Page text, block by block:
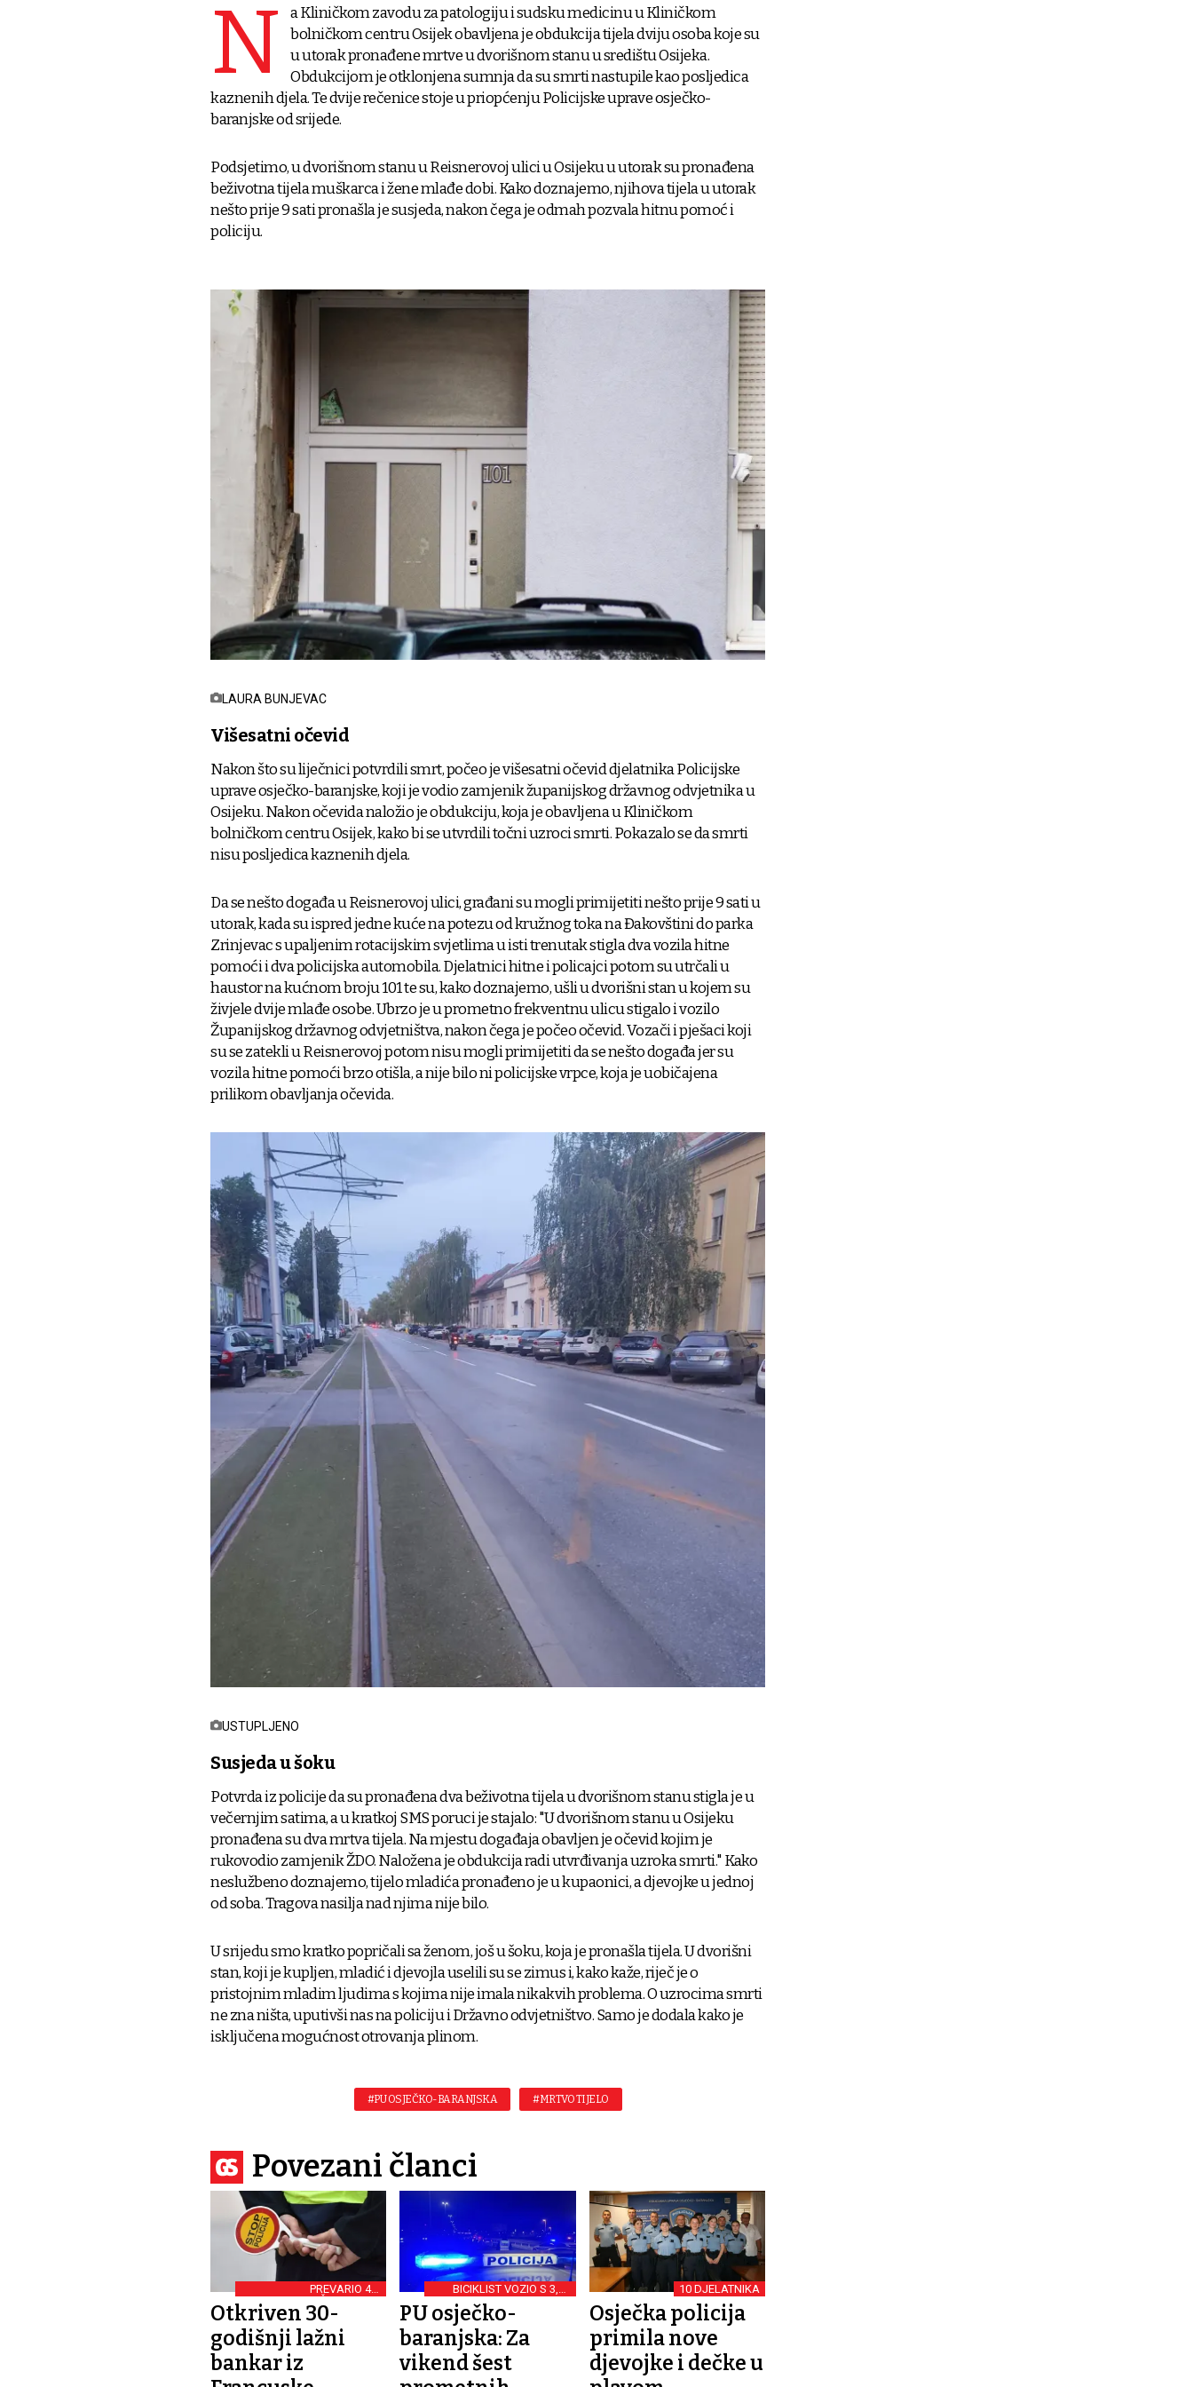
N
a Kliničkom zavodu za patologiju i sudsku medicinu u Kliničkom
bolničkom centru Osijek obavljena je obdukcija tijela dviju osoba koje su
u utorak pronađene mrtve u dvorišnom stanu u središtu Osijeka.
Obdukcijom je otklonjena sumnja da su smrti nastupile kao posljedica
kaznenih djela. Te dvije rečenice stoje u priopćenju Policijske uprave osječko-
baranjske od srijede.
Podsjetimo, u dvorišnom stanu u Reisnerovoj ulici u Osijeku u utorak su pronađena
beživotna tijela muškarca i žene mlađe dobi. Kako doznajemo, njihova tijela u utorak
nešto prije 9 sati pronašla je susjeda, nakon čega je odmah pozvala hitnu pomoć i
policiju.
LAURA BUNJEVAC
Višesatni očevid
Nakon što su liječnici potvrdili smrt, počeo je višesatni očevid djelatnika Policijske
uprave osječko-baranjske, koji je vodio zamjenik županijskog državnog odvjetnika u
Osijeku. Nakon očevida naložio je obdukciju, koja je obavljena u Kliničkom
bolničkom centru Osijek, kako bi se utvrdili točni uzroci smrti. Pokazalo se da smrti
nisu posljedica kaznenih djela.
Da se nešto događa u Reisnerovoj ulici, građani su mogli primijetiti nešto prije 9 sati u
utorak, kada su ispred jedne kuće na potezu od kružnog toka na Đakovštini do parka
Zrinjevac s upaljenim rotacijskim svjetlima u isti trenutak stigla dva vozila hitne
pomoći i dva policijska automobila. Djelatnici hitne i policajci potom su utrčali u
haustor na kućnom broju 101 te su, kako doznajemo, ušli u dvorišni stan u kojem su
živjele dvije mlađe osobe. Ubrzo je u prometno frekventnu ulicu stigalo i vozilo
Županijskog državnog odvjetništva, nakon čega je počeo očevid. Vozači i pješaci koji
su se zatekli u Reisnerovoj potom nisu mogli primijetiti da se nešto događa jer su
vozila hitne pomoći brzo otišla, a nije bilo ni policijske vrpce, koja je uobičajena
prilikom obavljanja očevida.
USTUPLJENO
Susjeda u šoku
Potvrda iz policije da su pronađena dva beživotna tijela u dvorišnom stanu stigla je u
večernjim satima, a u kratkoj SMS poruci je stajalo: "U dvorišnom stanu u Osijeku
pronađena su dva mrtva tijela. Na mjestu događaja obavljen je očevid kojim je
rukovodio zamjenik ŽDO. Naložena je obdukcija radi utvrđivanja uzroka smrti." Kako
neslužbeno doznajemo, tijelo mladića pronađeno je u kupaonici, a djevojke u jednoj
od soba. Tragova nasilja nad njima nije bilo.
U srijedu smo kratko popričali sa ženom, još u šoku, koja je pronašla tijela. U dvorišni
stan, koji je kupljen, mladić i djevojla uselili su se zimus i, kako kaže, riječ je o
pristojnim mladim ljudima s kojima nije imala nikakvih problema. O uzrocima smrti
ne zna ništa, uputivši nas na policiju i Državno odvjetništvo. Samo je dodala kako je
isključena mogućnost otrovanja plinom.
#PU OSJEČKO-BARANJSKA #MRTVO TIJELO
Povezani članci
PREVARIO 43-
GODIŠNJAKINJU
Otkriven 30-
godišnji lažni
bankar iz
BICIKLIST VOZIO S 3,41
PROMILA
PU osječko-
baranjska: Za
vikend šest
10 DJELATNIKA
Osječka policija
primila nove
djevojke i dečke u